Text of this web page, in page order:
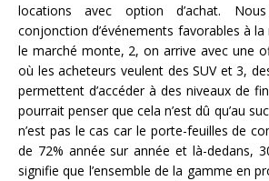
locations avec option d’achat.
conjonction d’événements favorables à
le marché monte, 2, on arrive avec une
où les acheteurs veulent des SUV et 3,
permettent d’accéder à des niveaux de
pourrait penser que cela n’est dû qu’au
n’est pas le cas car le porte-feuilles de
de 72% année sur année et là-dedans,
signifie que l’ensemble de la gamme en